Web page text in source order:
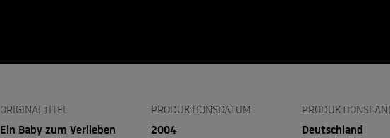
ORIGINALTITEL
Ein Baby zum Verlieben
PRODUKTIONSDATUM
2004 Deutschland